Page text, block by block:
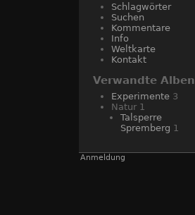
Schlagwörter
Suchen
Kommentare
Info
Weltkarte
Kontakt
Verwandte Alben
Experimente 3
Natur 1
Talsperre
Spremberg 1
Anmeldung